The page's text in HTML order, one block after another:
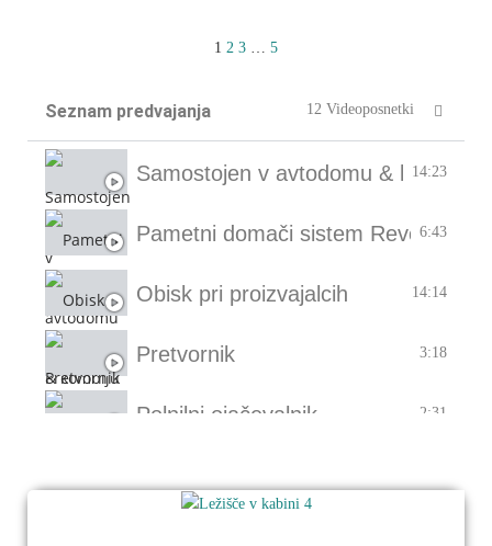
1 2 3 … 5
Seznam predvajanja 12 Videoposnetki
Samostojen v avtodomu & kombiju
14:23
Pametni domači sistem Revotion
6:43
Obisk pri proizvajalcih 14:14
Pretvornik 3:18
Polnilni ojačevalnik 2:31